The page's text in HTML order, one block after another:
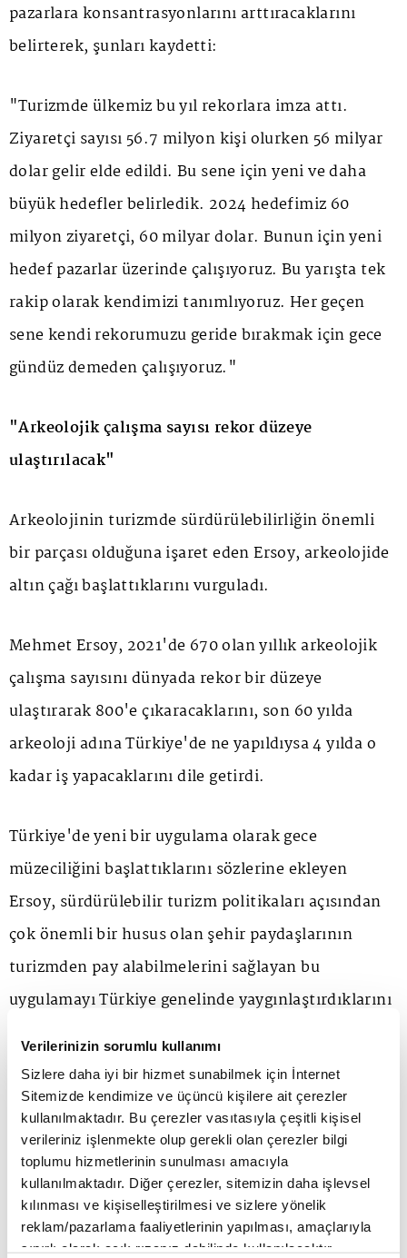
Verilerinizin sorumlu kullanımı
Sizlere daha iyi bir hizmet sunabilmek için İnternet
Sitemizde kendimize ve üçüncü kişilere ait çerezler
kullanılmaktadır. Bu çerezler vasıtasıyla çeşitli kişisel
verileriniz işlenmekte olup gerekli olan çerezler bilgi
toplumu hizmetlerinin sunulması amacıyla
kullanılmaktadır. Diğer çerezler, sitemizin daha işlevsel
kılınması ve kişiselleştirilmesi ve sizlere yönelik
reklam/pazarlama faaliyetlerinin yapılması, amaçlarıyla
sınırlı olarak açık rızanız dahilinde kullanılacaktır.
pazarlara konsantrasyonlarını arttıracaklarını
belirterek, şunları kaydetti:
"Turizmde ülkemiz bu yıl rekorlara imza attı.
Ziyaretçi sayısı 56.7 milyon kişi olurken 56 milyar
dolar gelir elde edildi. Bu sene için yeni ve daha
büyük hedefler belirledik. 2024 hedefimiz 60
milyon ziyaretçi, 60 milyar dolar. Bunun için yeni
hedef pazarlar üzerinde çalışıyoruz. Bu yarışta tek
rakip olarak kendimizi tanımlıyoruz. Her geçen
sene kendi rekorumuzu geride bırakmak için gece
gündüz demeden çalışıyoruz."
"Arkeolojik çalışma sayısı rekor düzeye
ulaştırılacak"
Arkeolojinin turizmde sürdürülebilirliğin önemli
bir parçası olduğuna işaret eden Ersoy, arkeolojide
altın çağı başlattıklarını vurguladı.
Mehmet Ersoy, 2021'de 670 olan yıllık arkeolojik
çalışma sayısını dünyada rekor bir düzeye
ulaştırarak 800'e çıkaracaklarını, son 60 yılda
arkeoloji adına Türkiye'de ne yapıldıysa 4 yılda o
kadar iş yapacaklarını dile getirdi.
Türkiye'de yeni bir uygulama olarak gece
müzeciliğini başlattıklarını sözlerine ekleyen
Ersoy, sürdürülebilir turizm politikaları açısından
çok önemli bir husus olan şehir paydaşlarının
turizmden pay alabilmelerini sağlayan bu
uygulamayı Türkiye genelinde yaygınlaştırdıklarını
"Türkiye birçok sektörde güçlü üretim
kapasitesine sahip"
TBB Yönetim Kurulu Başkanı Alpaslan Çakar da
Türkiye'nin birçok sektörde güçlü üretim
kapasitesine sahip olduğunu, geniş bir yelpazede